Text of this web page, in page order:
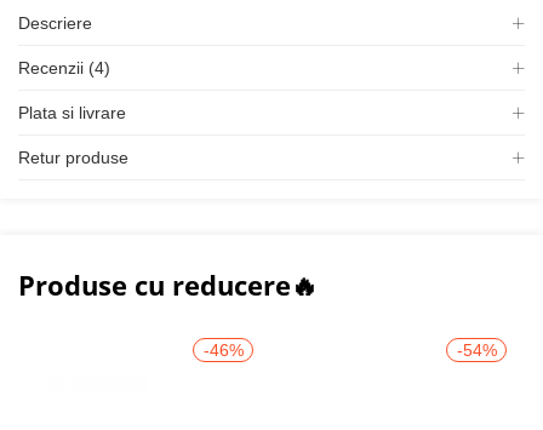
Descriere
Recenzii (4)
Plata si livrare
Retur produse
Produse cu reducere🔥
-46% -54%